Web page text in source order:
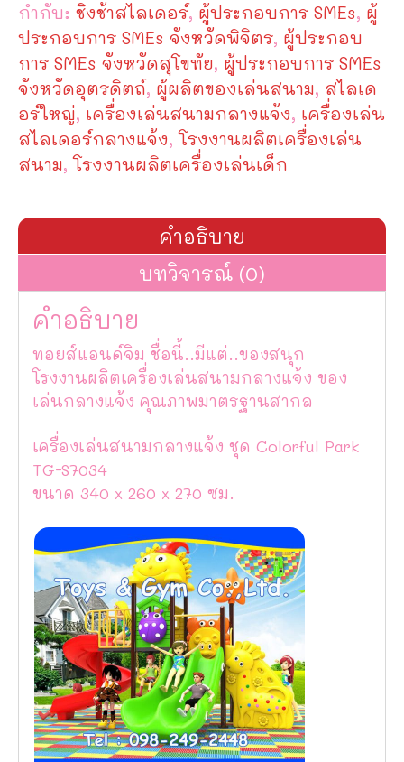
กำกับ: ชิงช้าสไลเดอร์, ผู้ประกอบการ SMEs, ผู้
ประกอบการ SMEs จังหวัดพิจิตร, ผู้ประกอบ
การ SMEs จังหวัดสุโขทัย, ผู้ประกอบการ SMEs
จังหวัดอุตรดิตถ์, ผู้ผลิตของเล่นสนาม, สไลเด
อร์ใหญ่, เครื่องเล่นสนามกลางแจ้ง, เครื่องเล่น
สไลเดอร์กลางแจ้ง,โรงงานผลิตเครื่องเล่น
สนาม,โรงงานผลิตเครื่องเล่นเด็ก
คำอธิบาย
บทวิจารณ์ (0)
คำอธิบาย
ทอยส์แอนด์จิม ชื่อนี้..มีแต่..ของสนุก
โรงงานผลิตเครื่องเล่นสนามกลางแจ้ง ของ
เล่นกลางแจ้ง คุณภาพมาตรฐานสากล
เครื่องเล่นสนามกลางแจ้ง ชุด Colorful Park
TG-S7034
ขนาด 340 x 260 x 270 ซม.